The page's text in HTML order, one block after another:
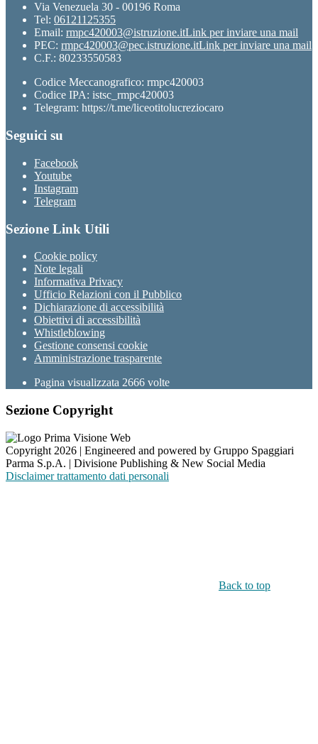
Via Venezuela 30 - 00196 Roma
Tel: 06121125355
Email: rmpc420003@istruzione.itLink per inviare una mail
PEC: rmpc420003@pec.istruzione.itLink per inviare una mail
C.F.: 80233550583
Codice Meccanografico: rmpc420003
Codice IPA: istsc_rmpc420003
Telegram: https://t.me/liceotitolucreziocaro
Seguici su
Facebook
Youtube
Instagram
Telegram
Sezione Link Utili
Cookie policy
Note legali
Informativa Privacy
Ufficio Relazioni con il Pubblico
Dichiarazione di accessibilità
Obiettivi di accessibilità
Whistleblowing
Gestione consensi cookie
Amministrazione trasparente
Pagina visualizzata 2666 volte
Sezione Copyright
Copyright 2026 | Engineered and powered by Gruppo Spaggiari
Parma S.p.A. | Divisione Publishing & New Social Media
Disclaimer trattamento dati personali
Back to top